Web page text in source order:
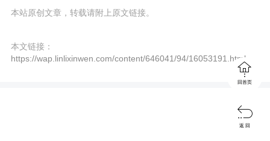
本站原创文章，转载请附上原文链接。
本文链接：
https://wap.linlixinwen.com/content/646041/94/16053191.html

回首页

返 回